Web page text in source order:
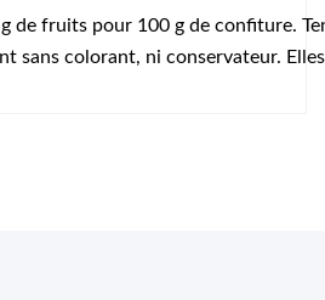
g de fruits pour 100 g de confiture.
sans colorant, ni conservateur.